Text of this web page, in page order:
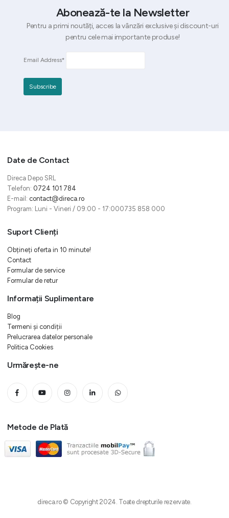
Abonează-te la Newsletter
Pentru a primi noutăți, acces la vânzări exclusive și discount-uri
pentru cele mai importante produse!
Email Address*
Date de Contact
Direca Depo SRL
Telefon: 0724 101 784
E-mail: contact@direca.ro
Program: Luni - Vineri / 09:00 - 17:000735 858 000
Suport Clienți
Obțineți oferta in 10 minute!
Contact
Formular de service
Formular de retur
Informații Suplimentare
Blog
Termeni și condiții
Prelucrarea datelor personale
Politica Cookies
Urmărește-ne
Metode de Plată
direca.ro © Copyright 2024. Toate drepturile rezervate.